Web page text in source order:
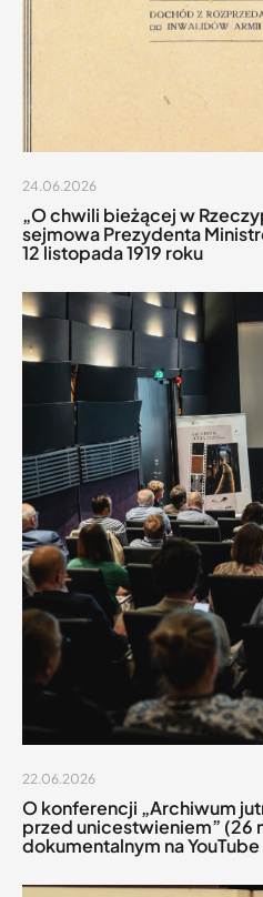
24.06.2026
„O chwili bieżącej w
sejmowa Prezydenta
12 listopada 1919 roku
22.06.2026
O konferencji „Archiwum
przed unicestwieniem” (26
dokumentalnym na YouTube